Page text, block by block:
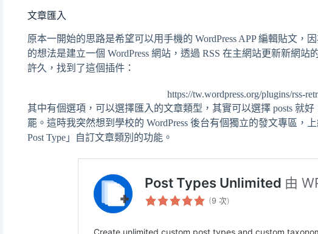
文章匯入
原本一開始的思路是希望可以用手機的 WordPress APP 編輯貼文，
的想法是建立一個 WordPress 網站，透過 RSS 在主網站更新新網
許久，找到了這個插件：
https://tw.wordpress.org/plugins/rss-
其中有個選項，可以選擇匯入的文章類型，其實可以選擇 posts 就
罷。這時我突然想到學校的 WordPress 後台有個獨立的發文專區，
Post Type」自訂文章類別的功能。